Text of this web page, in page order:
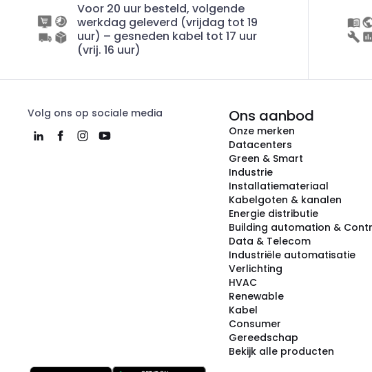
Voor 20 uur besteld, volgende
werkdag geleverd (vrijdag tot 19
uur) – gesneden kabel tot 17 uur
(vrij. 16 uur)
Volg ons op sociale media Ons aanbod
Onze merken
Datacenters
Green & Smart
Industrie
Installatiemateriaal
Kabelgoten & kanalen
Energie distributie
Building automation &
Data & Telecom
Industriële automatisatie
Verlichting
HVAC
Renewable
Kabel
Consumer
Gereedschap
Bekijk alle producten